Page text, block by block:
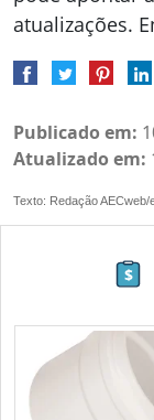
atualizações.
Publicado em:
Atualizado em:
Texto: Redação